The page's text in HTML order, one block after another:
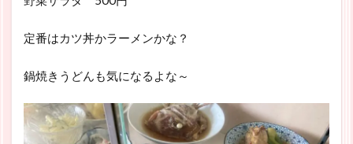
定番はカツ丼かラーメンかな？
鍋焼きうどんも気になるよな～